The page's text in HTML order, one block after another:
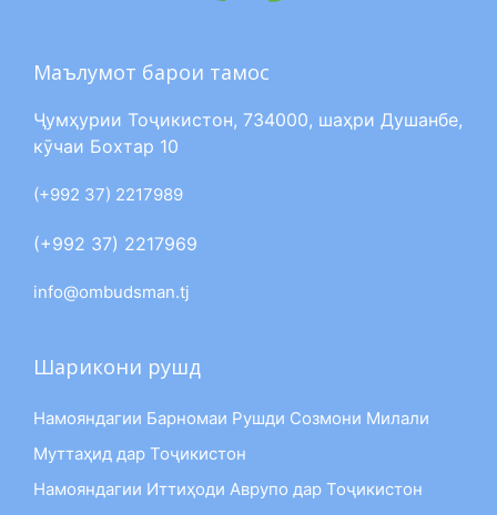
Маълумот барои тамос
Ҷумҳурии Тоҷикистон, 734000, шаҳри Душанбе,
кӯчаи Бохтар 10
(+992 37) 2217989
(+992 37) 2217969
info@ombudsman.tj
Шарикони рушд
Намояндагии Барномаи Рушди Созмони Милали
Муттаҳид дар Тоҷикистон
Намояндагии Иттиҳоди Аврупо дар Тоҷикистон